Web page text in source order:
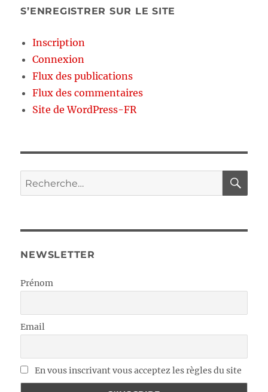
S’ENREGISTRER SUR LE SITE
Inscription
Connexion
Flux des publications
Flux des commentaires
Site de WordPress-FR
Recherche
pour :
NEWSLETTER
Prénom
Email
En vous inscrivant vous acceptez les règles du site